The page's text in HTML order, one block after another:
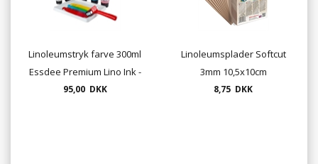
Linoleumstryk farve 300ml
Essdee Premium Lino Ink -
18 farver
95,00 DKK
Linoleumsplader Softcut
3mm 10,5x10cm
8,75 DKK